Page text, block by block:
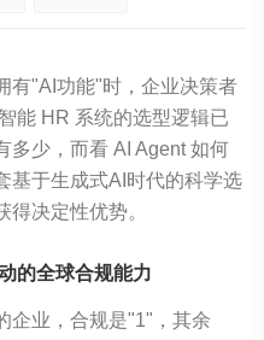
有"AI功能"时，企业决策者
能 HR 系统的选型逻辑已
多少，而看 AI Agent 如何
基于生成式AI时代的科学选
决定性优势。
的全球合规能力
企业，合规是"1"，其余